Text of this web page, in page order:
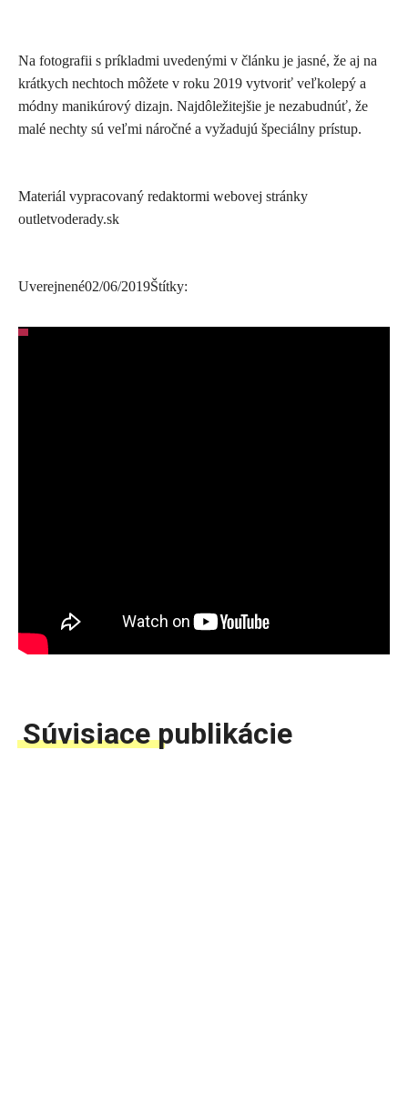
Na fotografii s príkladmi uvedenými v článku je jasné, že aj na
krátkych nechtoch môžete v roku 2019 vytvoriť veľkolepý a
módny manikúrový dizajn. Najdôležitejšie je nezabudnúť, že
malé nechty sú veľmi náročné a vyžadujú špeciálny prístup.
Materiál vypracovaný redaktormi webovej stránky
outletvoderady.sk
Uverejnené02/06/2019Štítky:
Súvisiace publikácie